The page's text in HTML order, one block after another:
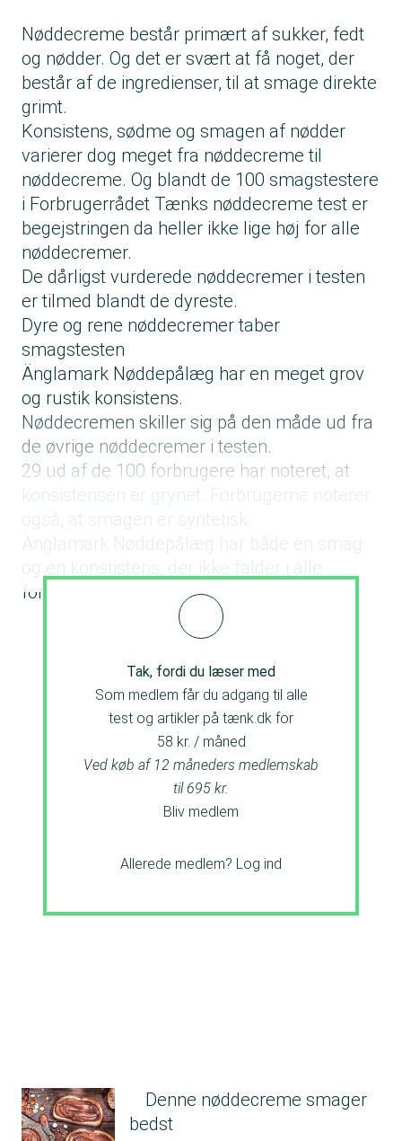
Nøddecreme består primært af sukker, fedt
og nødder. Og det er svært at få noget, der
består af de ingredienser, til at smage direkte
grimt.
Konsistens, sødme og smagen af nødder
varierer dog meget fra nøddecreme til
nøddecreme. Og blandt de 100 smagstestere
i Forbrugerrådet Tænks nøddecreme test er
begejstringen da heller ikke lige høj for alle
nøddecremer.
De dårligst vurderede nøddecremer i testen
er tilmed blandt de dyreste.
Dyre og rene nøddecremer taber
smagstesten
Änglamark Nøddepålæg har en meget grov
og rustik konsistens.
Nøddecremen skiller sig på den måde ud fra
de øvrige nøddecremer i testen.
29 ud af de 100 forbrugere har noteret, at
også, at smagen er syntetisk.
Änglamark Nøddepålæg har både en smag
og en konstistens, der ikke falder i alle
forbrugeres smag.
Tak, fordi du læser med
Som medlem får du adgang til alle
test og artikler på tænk.dk for
58 kr. / måned
Ved køb af 12 måneders medlemskab
til 695 kr.
Bliv medlem
Allerede medlem? Log ind
Denne nøddecreme smager
bedst